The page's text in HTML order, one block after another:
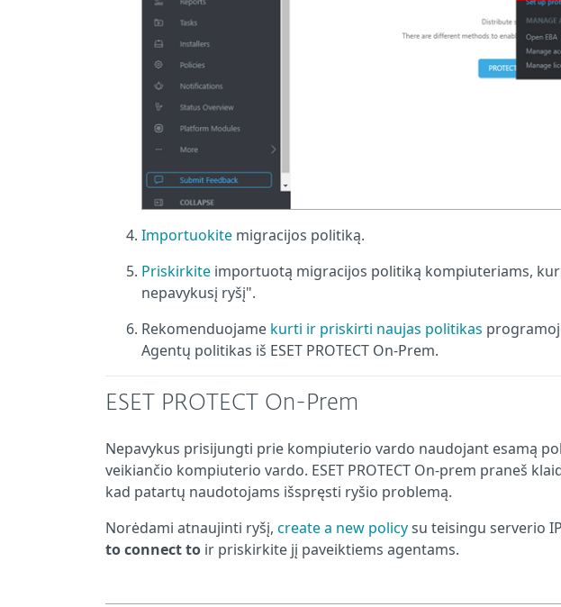
Importuokite migracijos politiką.
Priskirkite importuotą migracijos politiką kompiuteriams,
nepavykusį ryšį".
Rekomenduojame kurti ir priskirti naujas politikas
Agentų politikas iš ESET PROTECT On-Prem.
ESET PROTECT On-Prem
Nepavykus prisijungti prie kompiuterio vardo naudojant esamą
veikiančio kompiuterio vardo. ESET PROTECT On-prem praneš
kad patartų naudotojams išspręsti ryšio problemą.
Norėdami atnaujinti ryšį, create a new policysu teisingu serverio
to connect to ir priskirkite jį paveiktiems agentams.